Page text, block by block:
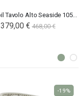
Vermobil Tavolo Alto Seaside 105x60
379,00 € 468,00 €
-19%